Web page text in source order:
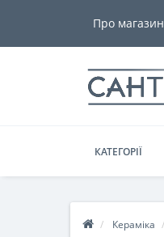
Про магазин
КАТЕГОРІЇ
Кераміка